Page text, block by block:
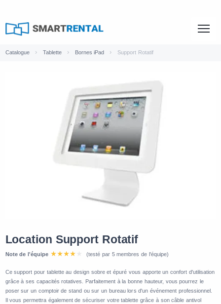
Catalogue Tablette Bornes iPad Support Rotatif
Location Support Rotatif
Note de l'équipe (testé par 5 membres de l'équipe)
Ce support pour tablette au design sobre et épuré vous apporte un confort d'utilisation
grâce à ses capacités rotatives. Parfaitement à la bonne hauteur, vous pourrez le
poser sur un comptoir de stand ou sur un bureau lors d'un événement professionnel.
Il vous permettra également de sécuriser votre tablette grâce à son câble antivol